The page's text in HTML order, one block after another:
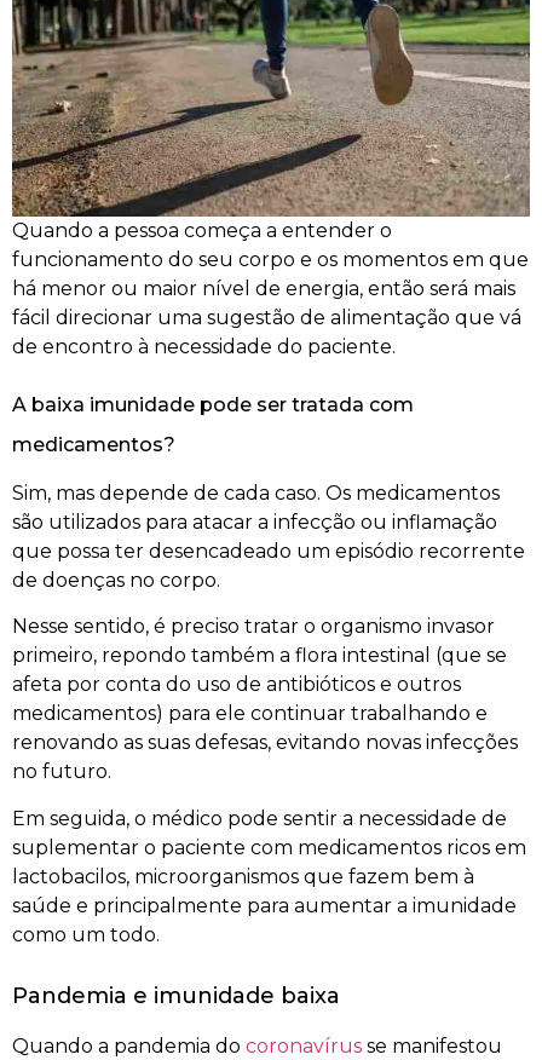
Quando a pessoa começa a entender o
funcionamento do seu corpo e os momentos em que
há menor ou maior nível de energia, então será mais
fácil direcionar uma sugestão de alimentação que vá
de encontro à necessidade do paciente.
A baixa imunidade pode ser tratada com
medicamentos?
Sim, mas depende de cada caso. Os medicamentos
são utilizados para atacar a infecção ou inflamação
que possa ter desencadeado um episódio recorrente
de doenças no corpo.
Nesse sentido, é preciso tratar o organismo invasor
primeiro, repondo também a flora intestinal (que se
afeta por conta do uso de antibióticos e outros
medicamentos) para ele continuar trabalhando e
renovando as suas defesas, evitando novas infecções
no futuro.
Em seguida, o médico pode sentir a necessidade de
suplementar o paciente com medicamentos ricos em
lactobacilos, microorganismos que fazem bem à
saúde e principalmente para aumentar a imunidade
como um todo.
Pandemia e imunidade baixa
Quando a pandemia do coronavírus se manifestou